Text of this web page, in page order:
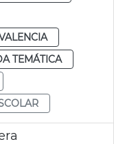
TEMÁTICA